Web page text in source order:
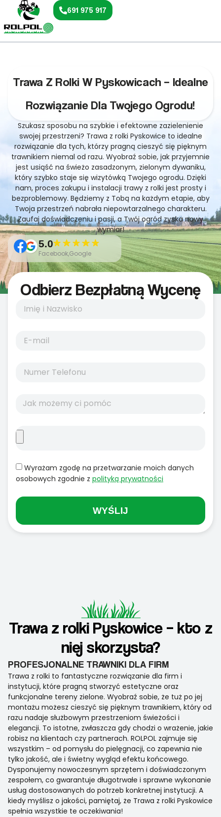
691 975 917
Trawa Z Rolki W Pyskowicach – Idealne
Rozwiązanie Dla Twojego Ogrodu!
Szukasz sposobu na szybkie i efektowne zazielenienie
swojej przestrzeni? Trawa z rolki Pyskowice to idealne
rozwiązanie dla tych, którzy pragną cieszyć się pięknym
trawnikiem niemal od razu. Wyobraź sobie, jak przyjemnie
jest usiąść na świeżo zasadzonym, zielonym dywaniku,
który szybko staje się wizytówką Twojego ogrodu. Dzięki
nam, proces zakupu i instalacji trawy z rolki jest prosty i
bezproblemowy. Będziemy z Tobą na każdym etapie, aby
Twoja przestrzeń nabrała niepowtarzalnego charakteru.
Zaufaj doświadczeniu i pasji, a Twój ogród zyska nowy
wymiar!
5.0
Facebook,Google
Odbierz Bezpłatną Wycenę
Wyrażam zgodę na przetwarzanie moich danych
osobowych zgodnie z polityką prywatności
WYŚLIJ
Trawa z rolki Pyskowice – kto z
niej skorzysta?
PROFESJONALNE TRAWNIKI DLA FIRM
Trawa z rolki to fantastyczne rozwiązanie dla firm i
instytucji, które pragną stworzyć estetyczne oraz
funkcjonalne tereny zielone. Wyobraź sobie, że tuż po jej
montażu możesz cieszyć się pięknym trawnikiem, który od
razu nadaje służbowym przestrzeniom świeżości i
elegancji. To istotne, zwłaszcza gdy chodzi o wrażenie, jakie
robisz na klientach czy partnerach. ROLPOL zajmuje się
wszystkim – od pomysłu do pielęgnacji, co zapewnia nie
tylko jakość, ale i świetny wygląd efektu końcowego.
Dysponujemy nowoczesnym sprzętem i doświadczonym
zespołem, co gwarantuje długotrwałe i sprawne wykonanie
usług dostosowanych do potrzeb konkretnej instytucji. A
kiedy myślisz o jakości, pamiętaj, że Trawa z rolki Pyskowice
spełnia wszystkie te oczekiwania!